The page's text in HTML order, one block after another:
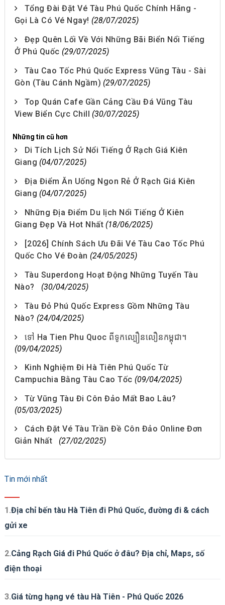
Tổng Đài Đặt Vé Tàu Phú Quốc Chính Hãng -
Gọi Là Có Vé Ngay! (28/07/2025)
Đẹp Quên Lối Về Với Những Bãi Biển Nổi Tiếng
Ở Phú Quốc (29/07/2025)
Tàu Cao Tốc Phú Quốc Express Vũng Tàu - Sài
Gòn (Tàu Cánh Ngầm) (29/07/2025)
Top Quán Cafe Gần Cảng Cầu Đá Vũng Tàu
View Biển Cực Chill (30/07/2025)
Những tin cũ hơn
Di Tích Lịch Sử Nổi Tiếng Ở Rạch Giá Kiên
Giang (04/07/2025)
Địa Điểm Ăn Uống Ngon Rẻ Ở Rạch Giá Kiên
Giang (04/07/2025)
Những Địa Điểm Du lịch Nổi Tiếng Ở Kiên
Giang Đẹp Và Hot Nhất (18/06/2025)
[2026] Chính Sách Ưu Đãi Vé Tàu Cao Tốc Phú
Quốc Cho Vé Đoàn (24/05/2025)
Tàu Superdong Hoạt Động Những Tuyến Tàu
Nào?
(30/04/2025)
Tàu Đỏ Phú Quốc Express Gồm Những Tàu
Nào? (24/04/2025)
ទៅ Ha Tien Phu Quoc ពីទូកល្បឿនលឿនកម្ពុជា។
(09/04/2025)
Kinh Nghiệm Đi Hà Tiên Phú Quốc Từ
Campuchia Bằng Tàu Cao Tốc (09/04/2025)
Từ Vũng Tàu Đi Côn Đảo Mất Bao Lâu?
(05/03/2025)
Cách Đặt Vé Tàu Trần Đề Côn Đảo Online Đơn
Giản Nhất
(27/02/2025)
Tin mới nhất
1.Địa chỉ bến tàu Hà Tiên đi Phú Quốc, đường đi & cách
gửi xe
2.Cảng Rạch Giá đi Phú Quốc ở đâu? Địa chỉ, Maps, số
điện thoại
3.Giá từng hạng vé tàu Hà Tiên - Phú Quốc 2026